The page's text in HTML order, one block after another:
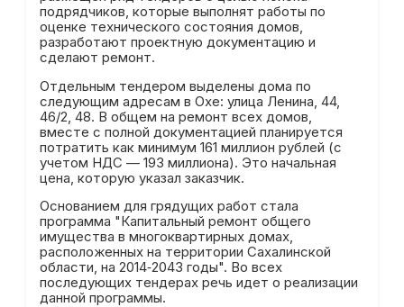
подрядчиков, которые выполнят работы по
оценке технического состояния домов,
разработают проектную документацию и
сделают ремонт.
Отдельным тендером выделены дома по
следующим адресам в Охе: улица Ленина, 44,
46/2, 48. В общем на ремонт всех домов,
вместе с полной документацией планируется
потратить как минимум 161 миллион рублей (с
учетом НДС — 193 миллиона). Это начальная
цена, которую указал заказчик.
Основанием для грядущих работ стала
программа "Капитальный ремонт общего
имущества в многоквартирных домах,
расположенных на территории Сахалинской
области, на 2014‑2043 годы". Во всех
последующих тендерах речь идет о реализации
данной программы.